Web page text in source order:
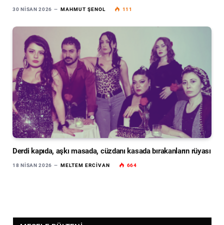
30 NISAN 2026 MAHMUT ŞENOL 111
Derdi kapıda, aşkı masada, cüzdanı kasada bırakanların rüyası
18 NISAN 2026 MELTEM ERCIVAN 664